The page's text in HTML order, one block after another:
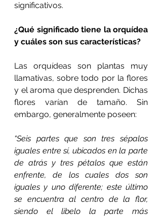
significativos.
¿Qué significado tiene la orquídea
y cuáles son sus características?
Las orquídeas son plantas muy
llamativas, sobre todo por la flores
y el aroma que desprenden. Dichas
flores varían de tamaño. Sin
embargo, generalmente poseen:
“Seis partes que son tres sépalos
iguales entre sí, ubicados en la parte
de atrás y tres pétalos que están
enfrente, de los cuales dos son
iguales y uno diferente; este último
se encuentra al centro de la flor,
siendo el libelo la parte más